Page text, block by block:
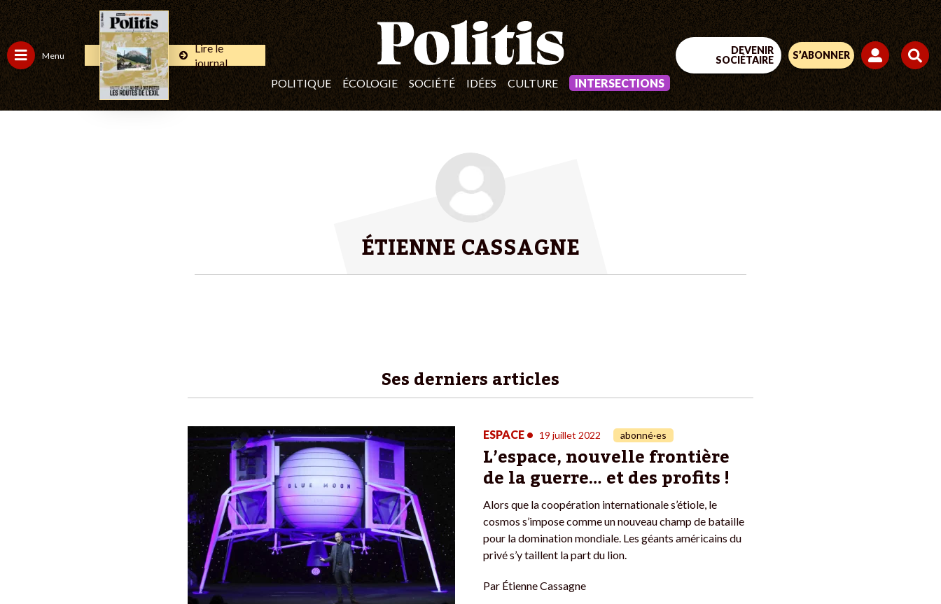
Menu
Lire le
journal
POLITIQUE
ÉCOLOGIE SOCIÉTÉ IDÉES CULTURE INTERSECTIONS
DEVENIR
SOCIÉTAIRE
S’ABONNER
ÉTIENNE CASSAGNE
Ses derniers articles
ESPACE • 19 juillet 2022 abonné·es
L’espace, nouvelle frontière
de la guerre… et des profits !
Alors que la coopération internationale s’étiole, le
cosmos s’impose comme un nouveau champ de bataille
pour la domination mondiale. Les géants américains du
privé s’y taillent la part du lion.
Par Étienne Cassagne